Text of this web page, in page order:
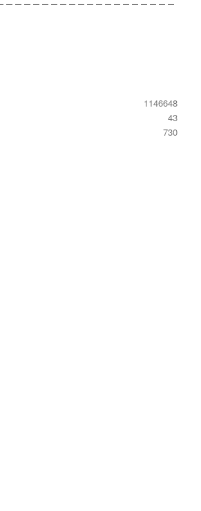
1146648
43
730